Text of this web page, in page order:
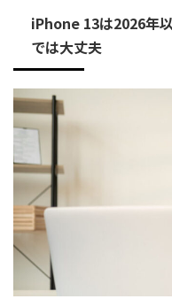
iPhone 13は2026年
では大丈夫